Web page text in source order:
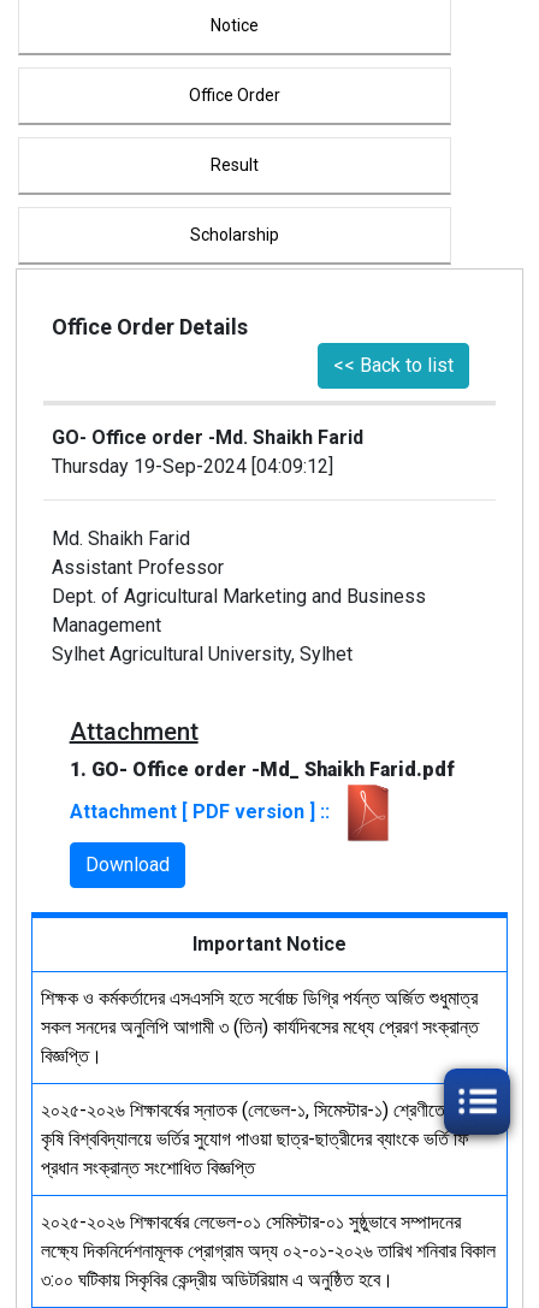
Notice
Office Order
Result
Scholarship
Job Circular
Office Order Details
<< Back to list
GO- Office order -Md. Shaikh Farid
Thursday 19-Sep-2024 [04:09:12]
Md. Shaikh Farid
Assistant Professor
Dept. of Agricultural Marketing and Business
Management
Sylhet Agricultural University, Sylhet
Attachment
1. GO- Office order -Md_ Shaikh Farid.pdf
Attachment [ PDF version ] ::
Download
Important Notice
শিক্ষক ও কর্মকর্তাদের এসএসসি হতে সর্বোচ্চ ডিগ্রি পর্যন্ত অর্জিত শুধুমাত্র
সকল সনদের অনুলিপি আগামী ৩ (তিন) কার্যদিবসের মধ্যে প্রেরণ সংক্রান্ত
বিজ্ঞপ্তি।
২০২৫-২০২৬ শিক্ষাবর্ষের স্নাতক (লেভেল-১, সিমেস্টার-১) শ্রেণীতে সিলেট
কৃষি বিশ্ববিদ্যালয়ে ভর্তির সুযোগ পাওয়া ছাত্র-ছাত্রীদের ব্যাংকে ভর্তি ফি
প্রধান সংক্রান্ত সংশোধিত বিজ্ঞপ্তি
২০২৫-২০২৬ শিক্ষাবর্ষের লেভেল-০১ সেমিস্টার-০১ সুষ্ঠুভাবে সম্পাদনের
লক্ষ্যে দিকনির্দেশনামূলক প্রোগ্রাম অদ্য ০২-০১-২০২৬ তারিখ শনিবার বিকাল
৩:০০ ঘটিকায় সিকৃবির কেন্দ্রীয় অডিটরিয়াম এ অনুষ্ঠিত হবে।